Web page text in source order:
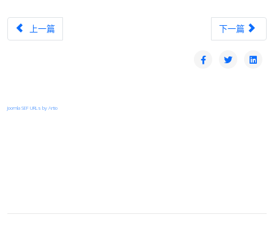
上一篇文章：【漏洞預警】FortiClient EMS存在高風險安全漏洞
上一篇 下一篇文章：
下一篇
Joomla SEF URLs by Artio